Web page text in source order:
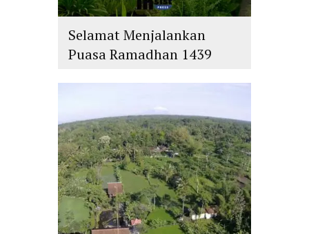
Selamat Menjalankan
Puasa Ramadhan 1439